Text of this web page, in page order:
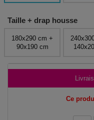
Taille + drap housse
180x290 cm +
90x190 cm
Ce